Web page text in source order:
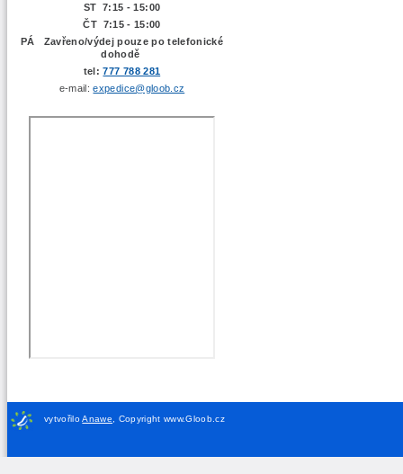
ST 7:15 - 15:00
ČT 7:15 - 15:00
PÁ Zavřeno/výdej pouze po telefonické
dohodě
tel:777 788 281
e-mail:expedice@gloob.cz
vytvořiloAnawe Copyright www.Gloob.cz